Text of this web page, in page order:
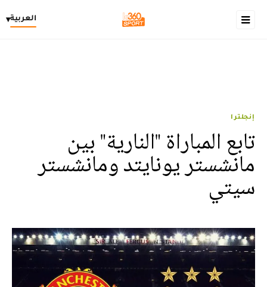
العربية▾
إنجلترا
تابع المباراة "النارية" بين
مانشستر يونايتد ومانشستر
سيتي